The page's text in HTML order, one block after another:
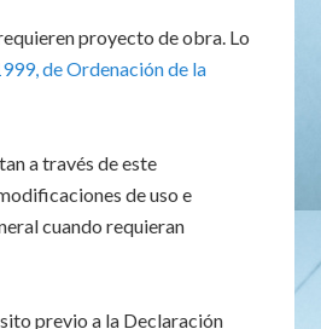
proyecto de obra. Lo
de Ordenación de la
a través de este
de uso e
cuando requieran
previo a la Declaración